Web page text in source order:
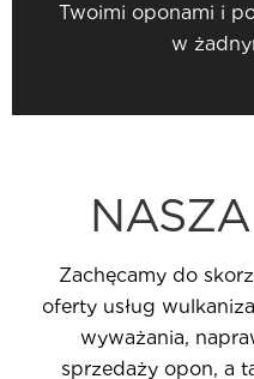
Twoimi oponami i
w
Zachęcamy do
oferty usług
wyważania,
sprzedaży opon, a